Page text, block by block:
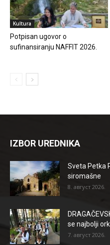
Kultura
Potpisan ugovor o
sufinansiranju NAFFIT 2026.
IZBOR UREDNIKA
Sveta Petka
siromašne
8. август 2026.
se najbolji
7. август 2026.